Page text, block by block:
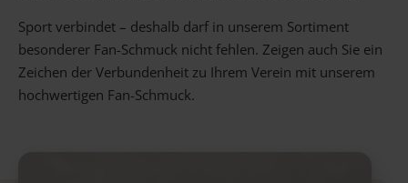
Anlass Person Gutscheine
Sport verbindet – deshalb darf in unserem Sortiment
besonderer Fan-Schmuck nicht fehlen. Zeigen auch Sie ein
Zeichen der Verbundenheit zu Ihrem Verein mit unserem
hochwertigen Fan-Schmuck.